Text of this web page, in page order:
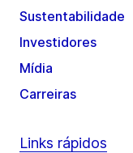
Sustentabilidade
Investidores
Mídia
Carreiras
Links rápidos